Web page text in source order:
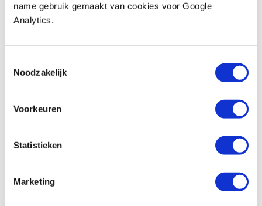
name gebruik gemaakt van cookies voor Google
Analytics.
Noodzakelijk
Voorkeuren
Statistieken
Marketing
Produktnummer: 28561
Silky Bigboy Japanse vouwzaag grof 360